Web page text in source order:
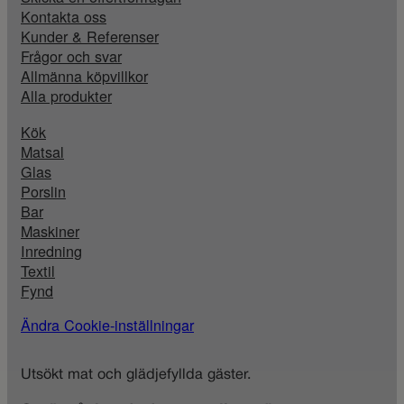
Kontakta oss
Kunder & Referenser
Frågor och svar
Allmänna köpvillkor
Alla produkter
Kök
Matsal
Glas
Porslin
Bar
Maskiner
Inredning
Textil
Fynd
Ändra Cookie-inställningar
Utsökt mat och glädjefyllda gäster.